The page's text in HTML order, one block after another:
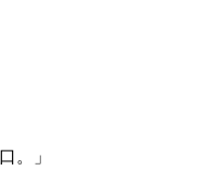
。」